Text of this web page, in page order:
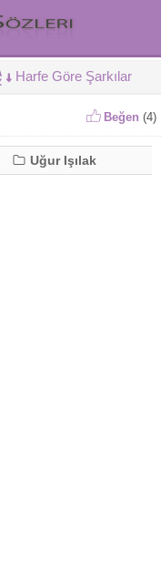
Harfe Göre Şarkılar
Beğen (4)
Uğur Işılak